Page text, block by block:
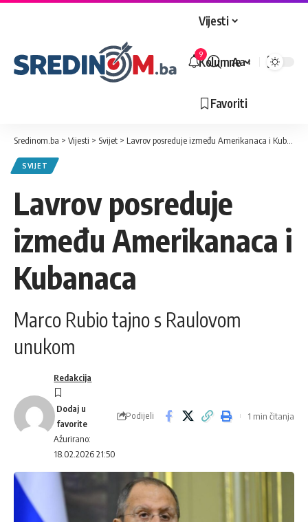
Vijesti
Kolumne
Favoriti
9
Veličina
Aa
Sredinom.ba > Vijesti > Svijet > Lavrov posreduje između Amerikanaca i Kubanaca
SVIJET
Lavrov posreduje
između Amerikanaca i
Kubanaca
Marco Rubio tajno s Raulovom
unukom
Ažurirano:
18.02.2026 21:50
Redakcija
Podijeli 1 min čitanja